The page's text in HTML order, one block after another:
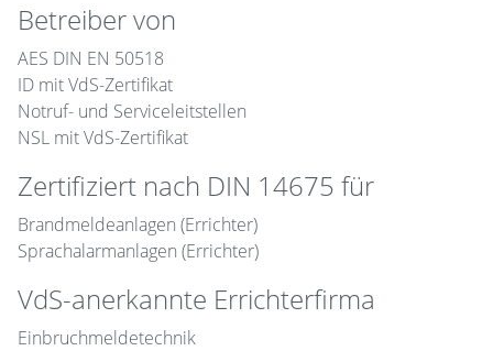
Betreiber von
AES DIN EN 50518
ID mit VdS-Zertifikat
Notruf- und Serviceleitstellen
NSL mit VdS-Zertifikat
Zertifiziert nach DIN 14675 für
Brandmeldeanlagen (Errichter)
Sprachalarmanlagen (Errichter)
VdS-anerkannte Errichterfirma
Einbruchmeldetechnik